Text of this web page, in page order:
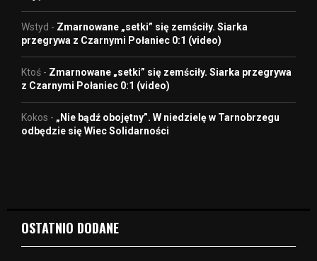
Wstyd - Zmarnowane „setki” się zemściły. Siarka
przegrywa z Czarnymi Połaniec 0:1 (video)
Ktoś - Zmarnowane „setki” się zemściły. Siarka przegrywa
z Czarnymi Połaniec 0:1 (video)
Kokos - „Nie bądź obojętny”. W niedzielę w Tarnobrzegu
odbędzie się Wiec Solidarności
OSTATNIO DODANE